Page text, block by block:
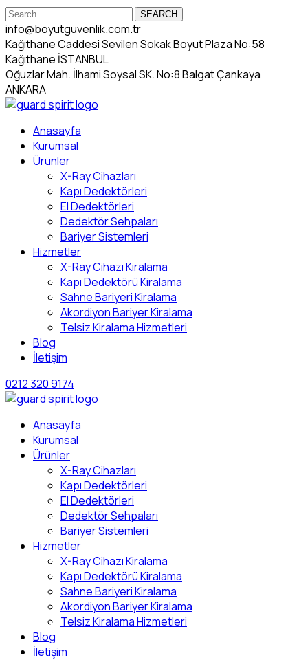
SEARCH
info@boyutguvenlik.com.tr
Kağıthane Caddesi Sevilen Sokak Boyut Plaza No:58
Kağıthane İSTANBUL
Oğuzlar Mah. İlhami Soysal SK. No:8 Balgat Çankaya
ANKARA
Anasayfa
Kurumsal
Ürünler
X-Ray Cihazları
Kapı Dedektörleri
El Dedektörleri
Dedektör Sehpaları
Bariyer Sistemleri
Hizmetler
X-Ray Cihazı Kiralama
Kapı Dedektörü Kiralama
Sahne Bariyeri Kiralama
Akordiyon Bariyer Kiralama
Telsiz Kiralama Hizmetleri
Blog
İletişim
0212 320 9174
Anasayfa
Kurumsal
Ürünler
X-Ray Cihazları
Kapı Dedektörleri
El Dedektörleri
Dedektör Sehpaları
Bariyer Sistemleri
Hizmetler
X-Ray Cihazı Kiralama
Kapı Dedektörü Kiralama
Sahne Bariyeri Kiralama
Akordiyon Bariyer Kiralama
Telsiz Kiralama Hizmetleri
Blog
İletişim